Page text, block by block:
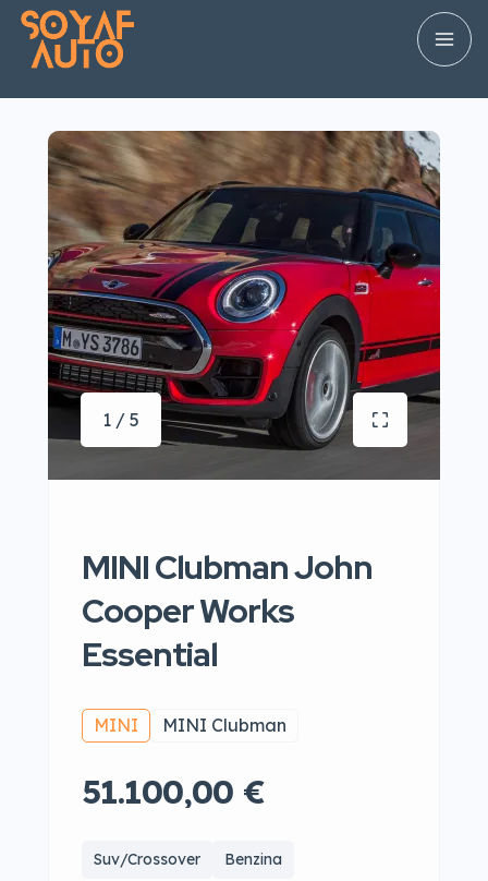
1 / 5
MINI Clubman John
Cooper Works
Essential
MINI MINI Clubman
51.100,00 €
Suv/Crossover Benzina